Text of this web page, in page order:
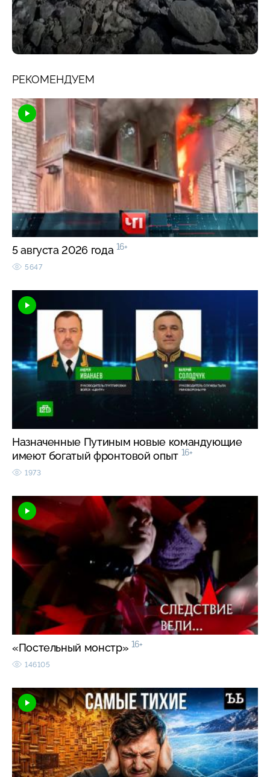
РЕКОМЕНДУЕМ
5 августа 2026 года 16+
5647
Назначенные Путиным новые командующие
имеют богатый фронтовой опыт 16+
1973
«Постельный монстр» 16+
146105